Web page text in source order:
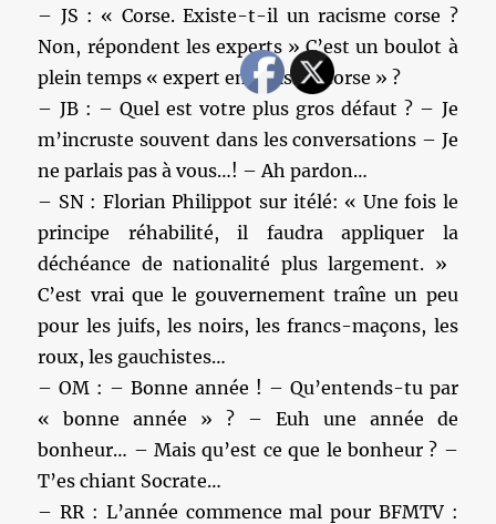
– JS : « Corse. Existe-t-il un racisme corse ?
Non, répondent les experts » C’est un boulot à
plein temps « expert en racisme corse » ?
– JB : – Quel est votre plus gros défaut ? – Je
m’incruste souvent dans les conversations – Je
ne parlais pas à vous…! – Ah pardon…
– SN : Florian Philippot sur itélé: « Une fois le
principe réhabilité, il faudra appliquer la
déchéance de nationalité plus largement. »
C’est vrai que le gouvernement traîne un peu
pour les juifs, les noirs, les francs-maçons, les
roux, les gauchistes…
– OM : – Bonne année ! – Qu’entends-tu par
« bonne année » ? – Euh une année de
bonheur… – Mais qu’est ce que le bonheur ? –
T’es chiant Socrate…
– RR : L’année commence mal pour BFMTV :